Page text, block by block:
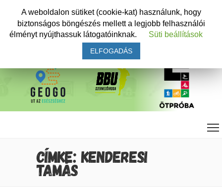
CÍMKE: KENDERESI
TAMÁS
A weboldalon sütiket (cookie-kat) használunk, hogy
biztonságos böngészés mellett a legjobb felhasználói
élményt nyújthassuk látogatóinknak.
Süti beállítások
ELFOGADÁS